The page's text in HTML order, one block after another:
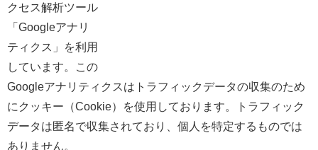
クセス解析ツール
「Googleアナリ
ティクス」を利用
しています。この
Googleアナリティクスはトラフィックデータの収集のため
にクッキー（Cookie）を使用しております。トラフィック
データは匿名で収集されており、個人を特定するものでは
ありません。